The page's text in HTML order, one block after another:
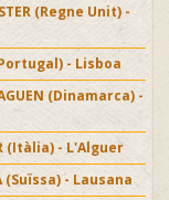
(Regne Unit) -
- Lisboa
(Dinamarca) -
(Itàlia) - L'Alguer
(Suïssa) - Lausana